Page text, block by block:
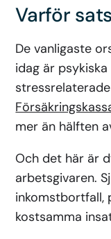
Varför
De vanligaste
idag är
mer än hälften
Och det här är
arbetsgivaren.
inkomstbortfall,
kostsamma